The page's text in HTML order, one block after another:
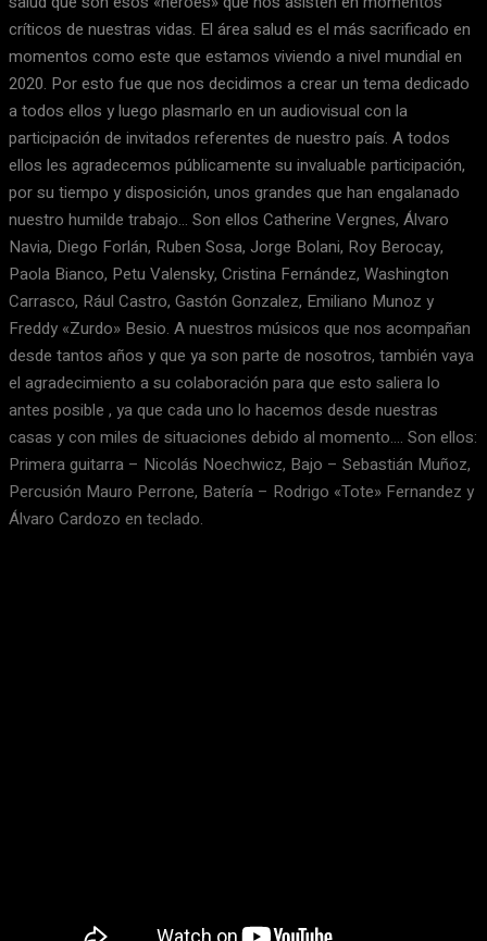
críticos de nuestras vidas. El área salud es el más sacrificado en
momentos como este que estamos viviendo a nivel mundial en
2020. Por esto fue que nos decidimos a crear un tema dedicado
a todos ellos y luego plasmarlo en un audiovisual con la
participación de invitados referentes de nuestro país. A todos
ellos les agradecemos públicamente su invaluable participación,
por su tiempo y disposición, unos grandes que han engalanado
nuestro humilde trabajo… Son ellos Catherine Vergnes, Álvaro
Navia, Diego Forlán, Ruben Sosa, Jorge Bolani, Roy Berocay,
Paola Bianco, Petu Valensky, Cristina Fernández, Washington
Carrasco, Rául Castro, Gastón Gonzalez, Emiliano Munoz y
Freddy «Zurdo» Besio. A nuestros músicos que nos acompañan
desde tantos años y que ya son parte de nosotros, también vaya
el agradecimiento a su colaboración para que esto saliera lo
antes posible , ya que cada uno lo hacemos desde nuestras
casas y con miles de situaciones debido al momento…. Son ellos:
Primera guitarra – Nicolás Noechwicz, Bajo – Sebastián Muñoz,
Percusión Mauro Perrone, Batería – Rodrigo «Tote» Fernandez y
Álvaro Cardozo en teclado.